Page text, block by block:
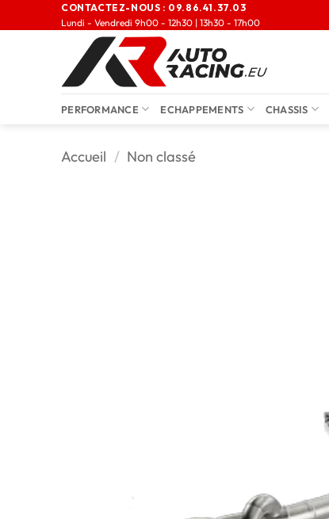
CONTACTEZ-NOUS : 09.86.41.37.03
Lundi - Vendredi 9h00 - 12h30 | 13h30 - 17h00
PERFORMANCE ECHAPPEMENTS CHASSIS
Accueil / Non classé